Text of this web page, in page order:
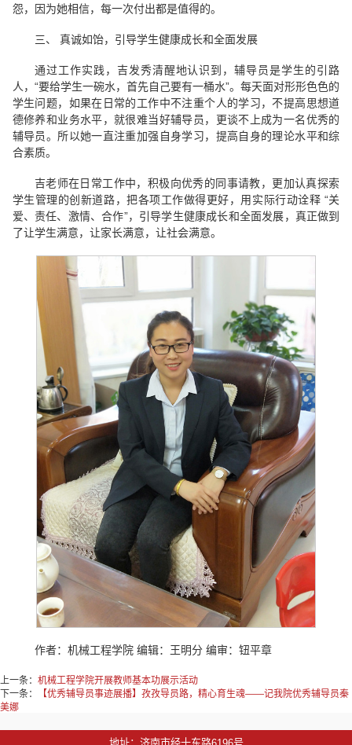
怨，因为她相信，每一次付出都是值得的。
三、 真诚如饴，引导学生健康成长和全面发展
通过工作实践，吉发秀清醒地认识到，辅导员是学生的引路
人，“要给学生一碗水，首先自己要有一桶水”。每天面对形形色色的
学生问题，如果在日常的工作中不注重个人的学习，不提高思想道
德修养和业务水平，就很难当好辅导员，更谈不上成为一名优秀的
辅导员。所以她一直注重加强自身学习，提高自身的理论水平和综
合素质。
吉老师在日常工作中，积极向优秀的同事请教，更加认真探索
学生管理的创新道路，把各项工作做得更好，用实际行动诠释 “关
爱、责任、激情、合作”，引导学生健康成长和全面发展，真正做到
了让学生满意，让家长满意，让社会满意。
作者：机械工程学院 编辑：王明分 编审：钮平章
上一条： 机械工程学院开展教师基本功展示活动
下一条：
【优秀辅导员事迹展播】孜孜导员路，精心育生魂——记我院优秀辅导员秦
美娜